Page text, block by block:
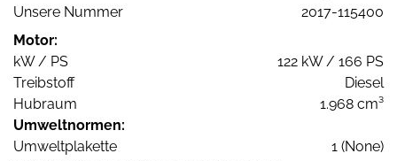
Unsere Nummer
2017-115400
Motor:
kW / PS
122 kW / 166 PS
Treibstoff
Diesel
Hubraum
1.968 cm³
Umweltnormen:
Umweltplakette
1 (None)